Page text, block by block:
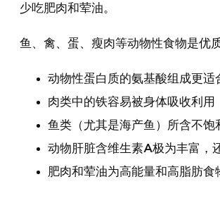
少吃肥肉和荤油。
鱼、禽、蛋、瘦肉等动物性食物是优
动物性蛋白质的氨基酸组成更
肉类中的铁容易被身体吸收利用
鱼类（尤其是海产鱼）所含不
动物肝脏含维生素A极为丰富，
肥肉和荤油为高能量和高脂肪